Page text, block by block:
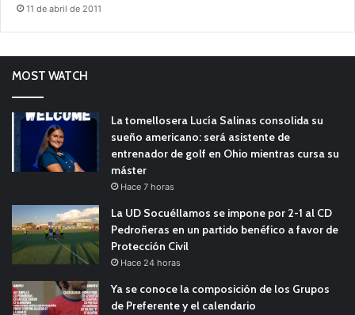
11 de abril de 2011
MOST WATCH
La tomellosera Lucía Salinas consolida su
sueño americano: será asistente de
entrenador de golf en Ohio mientras cursa su
máster
Hace 7 horas
La UD Socuéllamos se impone por 2-1 al CD
Pedroñeras en un partido benéfico a favor de
Protección Civil
Hace 24 horas
Ya se conoce la composición de los Grupos
de Preferente y el calendario